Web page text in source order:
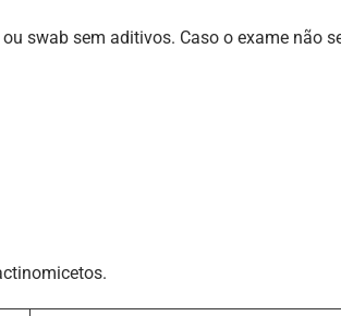
swab sem aditivos. Caso o exame não